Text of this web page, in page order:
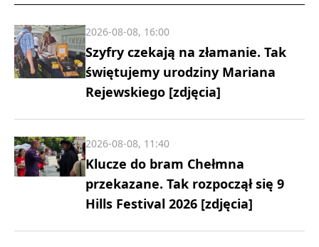
Szyfry czekają na złamanie. Tak
świętujemy urodziny Mariana
Rejewskiego [zdjęcia]
2026-08-08, 16:00
Klucze do bram Chełmna
przekazane. Tak rozpoczął się 9
Hills Festival 2026 [zdjęcia]
2026-08-08, 11:40